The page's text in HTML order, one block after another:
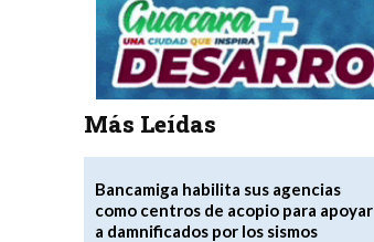
Más Leídas
Bancamiga habilita sus agencias
como centros de acopio para apoyar
a damnificados por los sismos